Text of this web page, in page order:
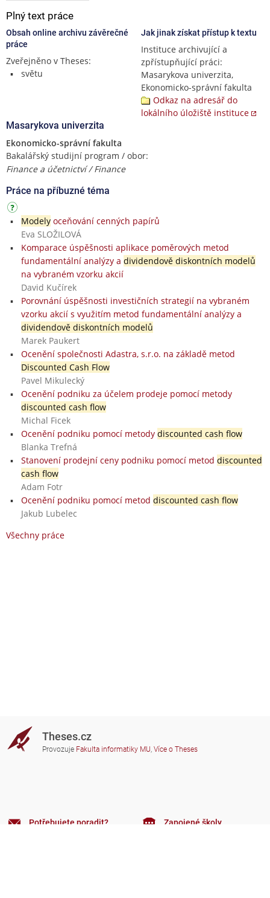
Plný text práce
Obsah online archivu závěrečné
práce
Zveřejněno v Theses:
světu
Jak jinak získat přístup k textu
Instituce archivující a
zpřístupňující práci:
Masarykova univerzita,
Ekonomicko-správní fakulta
Odkaz na adresář do
lokálního úložiště instituce
Masarykova univerzita
Ekonomicko-správní fakulta
Bakalářský studijní program / obor:
Finance a účetnictví / Finance
Práce na příbuzné téma
Modelyoceňování cenných papírů
Eva SLOŽILOVÁ
Komparace úspěšnosti aplikace poměrových metod
fundamentální analýzy a dividendově diskontních modelů
na vybraném vzorku akcií
David Kučírek
Porovnání úspěšnosti investičních strategií na vybraném
vzorku akcií s využitím metod fundamentální analýzy a
dividendově diskontních modelů
Marek Paukert
Ocenění společnosti Adastra, s.r.o. na základě metod
Discounted Cash Flow
Pavel Mikulecký
Ocenění podniku za účelem prodeje pomocí metody
discounted cash flow
Michal Ficek
Ocenění podniku pomocí metody discounted cash flow
Blanka Trefná
Stanovení prodejní ceny podniku pomocí metod discounted
cash flow
Adam Fotr
Ocenění podniku pomocí metod discounted cash flow
Jakub Lubelec
Všechny práce
Theses.cz
Provozuje Fakulta informatiky MU, Více o Theses
Potřebujete poradit? Zapojené školy